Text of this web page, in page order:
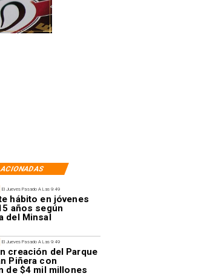
El Jueves Pasado A Las 9:49
hábito en jóvenes
años según
del Minsal
El Jueves Pasado A Las 9:49
creación del Parque
Piñera con
de $4 mil millones